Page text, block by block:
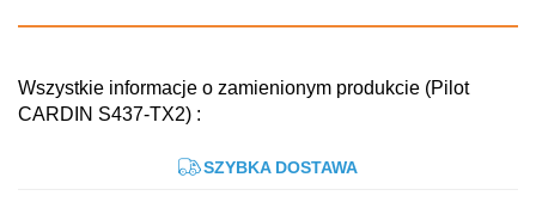
Wszystkie informacje o zamienionym produkcie (Pilot
CARDIN S437-TX2) :
SZYBKA DOSTAWA